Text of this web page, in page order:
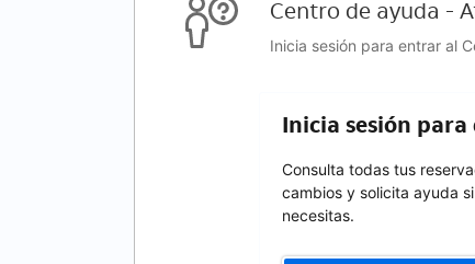
Centro de ayuda -
Inicia sesión para entrar al
Inicia sesión
Consulta todas tus
cambios y solicita ayuda
necesitas.